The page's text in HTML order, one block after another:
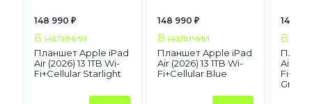
148 990 ₽
В наличии
Планшет Apple iPad
Air (2026) 13 1TB Wi-
Fi+Cellular Starlight
148 990 ₽
В наличии
Планшет Apple iPad
Air (2026) 13 1TB Wi-
Fi+Cellular Blue
148
В
Air
Gray